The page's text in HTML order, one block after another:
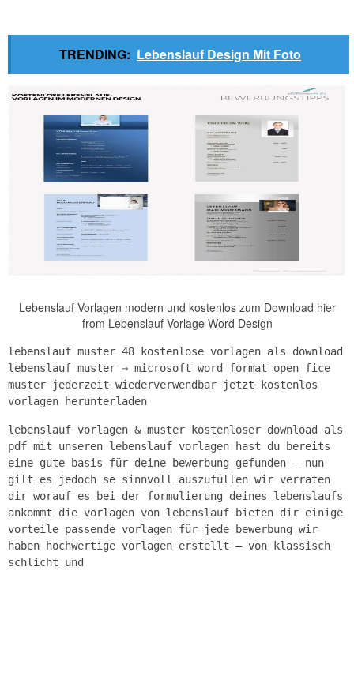
TRENDING: Lebenslauf Design Mit Foto
Lebenslauf Vorlagen modern und kostenlos zum Download hier
from Lebenslauf Vorlage Word Design
lebenslauf muster 48 kostenlose vorlagen als download
lebenslauf muster ⇒ microsoft word format open fice
muster jederzeit wiederverwendbar jetzt kostenlos
vorlagen herunterladen
lebenslauf vorlagen & muster kostenloser download als
pdf mit unseren lebenslauf vorlagen hast du bereits
eine gute basis für deine bewerbung gefunden – nun
gilt es jedoch se sinnvoll auszufüllen wir verraten
dir worauf es bei der formulierung deines lebenslaufs
ankommt die vorlagen von lebenslauf bieten dir einige
vorteile passende vorlagen für jede bewerbung wir
haben hochwertige vorlagen erstellt – von klassisch
schlicht und